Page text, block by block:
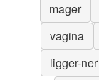
mager
vagina
ligger-ner